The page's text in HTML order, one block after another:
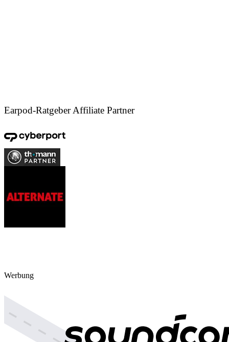
Earpod-Ratgeber Affiliate Partner
Werbung